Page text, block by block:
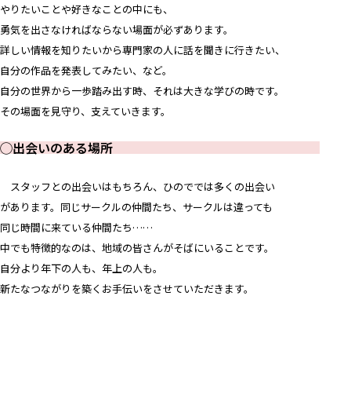
やりたいことや好きなことの中にも、
勇気を出さなければならない場面が必ずあります。
詳しい情報を知りたいから専門家の人に話を聞きに行きたい、
自分の作品を発表してみたい、など。
自分の世界から一歩踏み出す時、それは大きな学びの時です。
その場面を見守り、支えていきます。
◯出会いのある場所
スタッフとの出会いはもちろん、ひのででは多くの出会い
があります。同じサークルの仲間たち、サークルは違っても
同じ時間に来ている仲間たち……
中でも特徴的なのは、地域の皆さんがそばにいることです。
自分より年下の人も、年上の人も。
新たなつながりを築くお手伝いをさせていただきます。